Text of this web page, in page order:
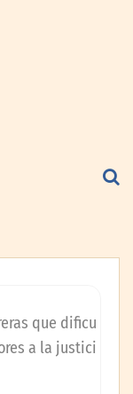
que dificu
a la justici